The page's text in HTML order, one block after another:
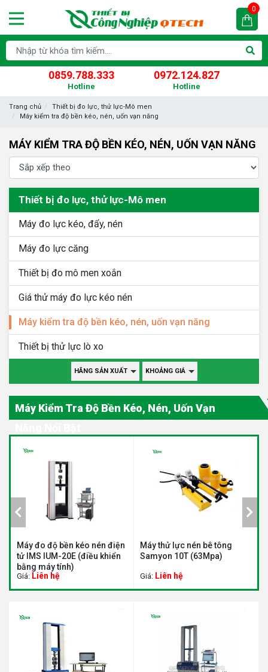
0859.788.333
Hotline
0972.124.827
Hotline
0
Trang chủ
Thiết bị đo lực, thử lực-Mô men
Máy kiểm tra độ bền kéo, nén, uốn vạn năng
MÁY KIỂM TRA ĐỘ BỀN KÉO, NÉN, UỐN VẠN NĂNG
Máy Kiểm Tra Độ Bền Kéo, Nén, Uốn Vạn
Máy đo độ bền kéo nén điện
tử IMS IUM-20E (điều khiển
bằng máy tính)
Giá: Liên hệ
Máy thử lực nén bê tông
Samyon 10T (63Mpa)
Giá: Liên hệ
Thiết bị đo lực, thử lực-Mô men
Máy đo lực kéo, đẩy, nén
Máy đo lực căng
Thiết bị đo mô men xoắn
Giá thử máy đo lực kéo nén
Máy kiểm tra độ bền kéo, nén, uốn vạn năng
Thiết bị thử lực lò xo
HÃNG SẢN XUẤT KHOẢNG GIÁ